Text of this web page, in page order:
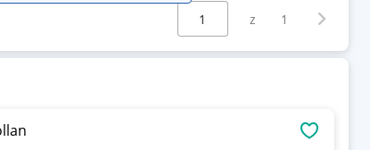
Wybierz stronę:
z 1